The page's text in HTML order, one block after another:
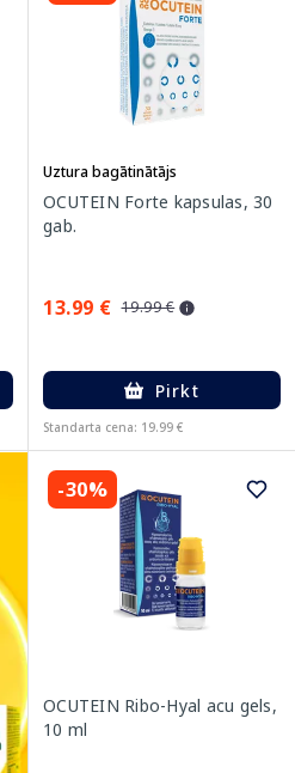
Uztura bagātinātājs
OCUTEIN Forte kapsulas, 30
gab.
13.99 € 19.99 €
Pirkt
Standarta cena: 19.99 €
-30%
OCUTEIN Ribo-Hyal acu gels,
10 ml